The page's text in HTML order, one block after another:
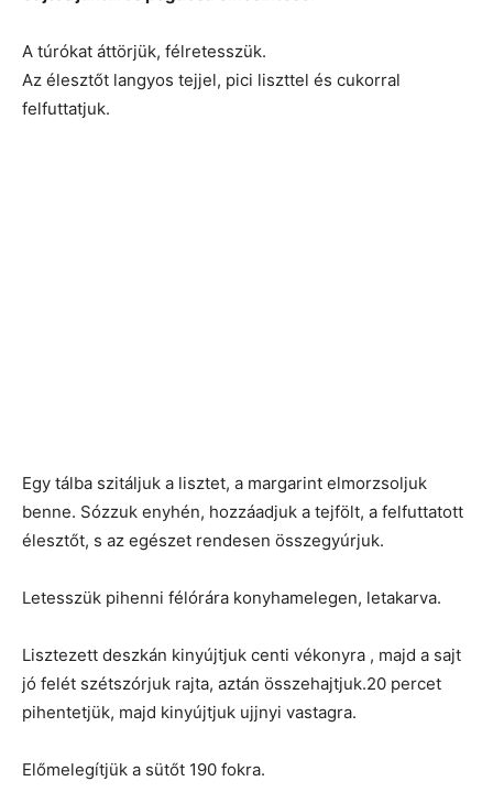
A túrókat áttörjük, félretesszük.
Az élesztőt langyos tejjel, pici liszttel és cukorral
felfuttatjuk.
Egy tálba szitáljuk a lisztet, a margarint elmorzsoljuk
benne. Sózzuk enyhén, hozzáadjuk a tejfölt, a felfuttatott
élesztőt, s az egészet rendesen összegyúrjuk.
Letesszük pihenni félórára konyhamelegen, letakarva.
Lisztezett deszkán kinyújtjuk centi vékonyra , majd a sajt
jó felét szétszórjuk rajta, aztán összehajtjuk.20 percet
pihentetjük, majd kinyújtjuk ujjnyi vastagra.
Előmelegítjük a sütőt 190 fokra.